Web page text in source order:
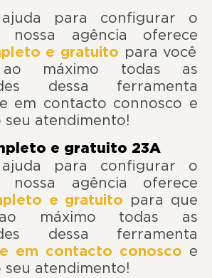
para configurar o
nossa agência oferece
e gratuito para você
ao máximo todas as
dessa ferramenta
em contacto connosco e
atendimento!
e gratuito 23A
para configurar o
nossa agência oferece
e gratuito para que
máximo todas as
dessa ferramenta
em contacto conosco e
atendimento!